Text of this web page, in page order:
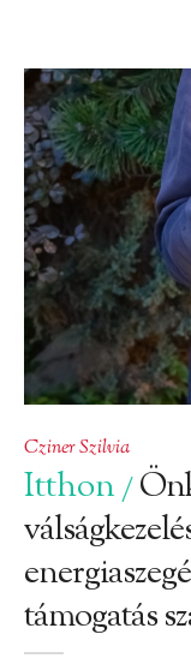
Cziner Szilvia
Itthon/
támogatás